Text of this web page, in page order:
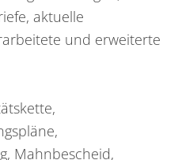
aktuelle
und erweiterte
Mahnbescheid,